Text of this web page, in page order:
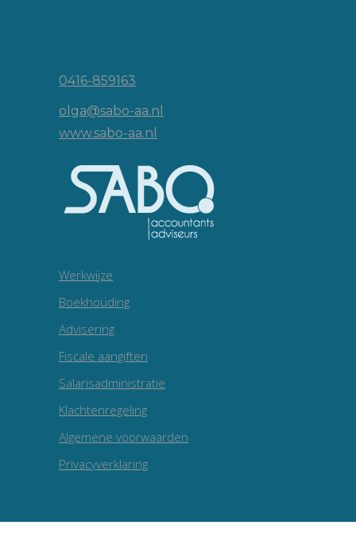
0416-859163
olga@sabo-aa.nl
www.sabo-aa.nl
Werkwijze
Boekhouding
Advisering
Fiscale aangiften
Salarisadministratie
Klachtenregeling
Algemene voorwaarden
Privacyverklaring